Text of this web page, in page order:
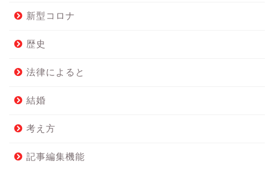
新型コロナ
歴史
法律によると
結婚
考え方
記事編集機能